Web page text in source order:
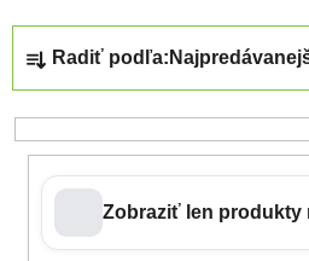
Radiť podľa:
Zobraziť len produkty